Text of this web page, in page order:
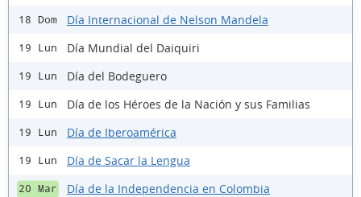
18 Dom Día Internacional de Nelson Mandela
19 Lun Día Mundial del Daiquiri
19 Lun Día del Bodeguero
19 Lun Día de los Héroes de la Nación y sus Familias
19 Lun Día de Iberoamérica
19 Lun Día de Sacar la Lengua
20 Mar Día de la Independencia en Colombia